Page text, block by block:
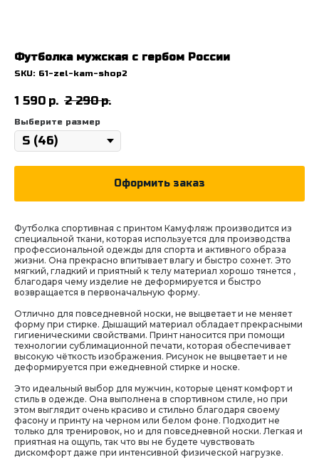
Футболка мужская с гербом России
SKU: 61-zel-kam-shop2
1 590 р. 2 290 р.
Выберите размер
Оформить заказ
Футболка спортивная с принтом Камуфляж производится из
специальной ткани, которая используется для производства
профессиональной одежды для спорта и активного образа
жизни. Она прекрасно впитывает влагу и быстро сохнет. Это
мягкий, гладкий и приятный к телу материал хорошо тянется ,
благодаря чему изделие не деформируется и быстро
возвращается в первоначальную форму.
Отлично для повседневной носки, не выцветает и не меняет
форму при стирке. Дышащий материал обладает прекрасными
гигиеническими свойствами. Принт наносится при помощи
технологии сублимационной печати, которая обеспечивает
высокую чёткость изображения. Рисунок не выцветает и не
деформируется при ежедневной стирке и носке.
Это идеальный выбор для мужчин, которые ценят комфорт и
стиль в одежде. Она выполнена в спортивном стиле, но при
этом выглядит очень красиво и стильно благодаря своему
фасону и принту на черном или белом фоне. Подходит не
только для тренировок, но и для повседневной носки. Легкая и
приятная на ощупь, так что вы не будете чувствовать
дискомфорт даже при интенсивной физической нагрузке.